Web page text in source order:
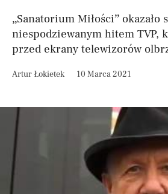
„Sanatorium Miłości” okazało
niespodziewanym hitem TVP,
przed ekrany telewizorów
Artur Łokietek 10 Marca 2021